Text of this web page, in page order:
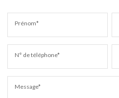
Prénom*
N° de téléphone*
Message*